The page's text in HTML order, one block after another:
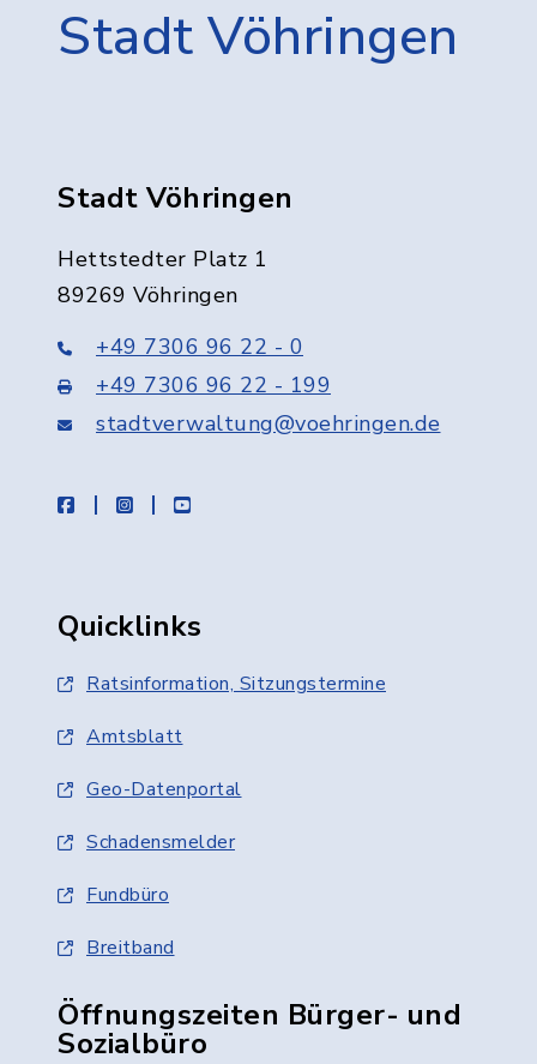
Stadt Vöhringen
Stadt Vöhringen
Hettstedter Platz 1
89269 Vöhringen
+49 7306 96 22 - 0
+49 7306 96 22 - 199
stadtverwaltung@voehringen.de
facebookinstagramyoutube
Quicklinks
Ratsinformation, Sitzungstermine
Amtsblatt
Geo-Datenportal
Schadensmelder
Fundbüro
Breitband
Öffnungszeiten Bürger- und
Sozialbüro